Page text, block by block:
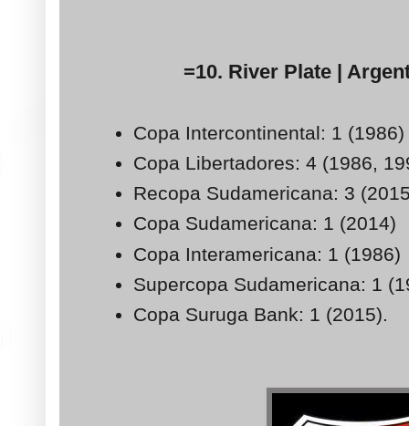
=10. River Plate |
Copa Intercontinental: 1 (1986)
Copa Libertadores: 4 (1986,
Recopa Sudamericana: 3
Copa Sudamericana: 1 (2014)
Copa Interamericana: 1 (1986)
Supercopa Sudamericana: 1
Copa Suruga Bank: 1 (2015).